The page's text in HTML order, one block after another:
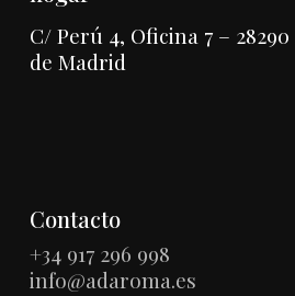
C/ Perú 4, Oficina 7 – 28290
de Madrid
Contacto
+34 917 296 998
info@adaroma.es